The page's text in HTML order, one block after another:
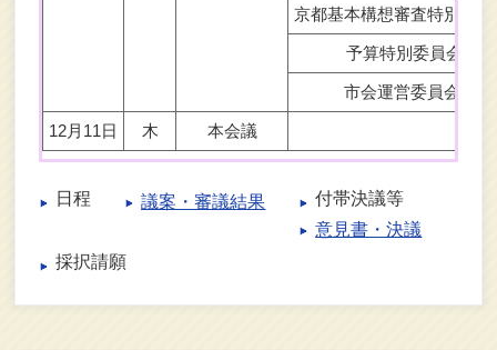
京都基本構想審査特別委
予算特別委員会
市会運営委員会
12月11日 木 本会議
日程 議案・審議結果
付帯決議等
意見書・決議
採択請願